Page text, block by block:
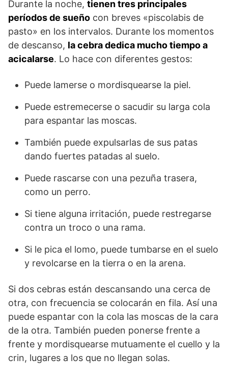
Durante la noche, tienen tres principales
períodos de sueño con breves «piscolabis de
pasto» en los intervalos. Durante los momentos
de descanso, la cebra dedica mucho tiempo a
acicalarse. Lo hace con diferentes gestos:
Puede lamer­se o mordisquearse la piel.
Puede estremecerse o sacudir su larga cola
para espantar las moscas.
También puede expulsarlas de sus patas
dando fuertes patadas al suelo.
Puede rascarse con una pezuña trasera,
como un perro.
Si tiene alguna irritación, puede restregarse
contra un troco o una rama.
Si le pica el lomo, pue­de tumbarse en el suelo
y revolcarse en la tierra o en la arena.
Si dos cebras están descansando una cerca de
otra, con fre­cuencia se colocarán en fila. Así una
puede espantar con la cola las moscas de la cara
de la otra. También pueden ponerse fren­te a
frente y mordisquearse mutuamente el cuello y la
crin, lugares a los que no llegan solas.